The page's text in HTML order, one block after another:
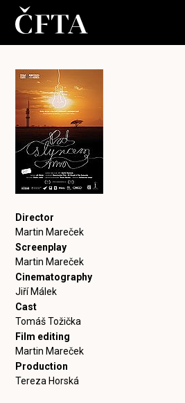
Director
Martin Mareček
Screenplay
Martin Mareček
Cinematography
Jiří Málek
Cast
Tomáš Tožička
Film editing
Martin Mareček
Production
Tereza Horská